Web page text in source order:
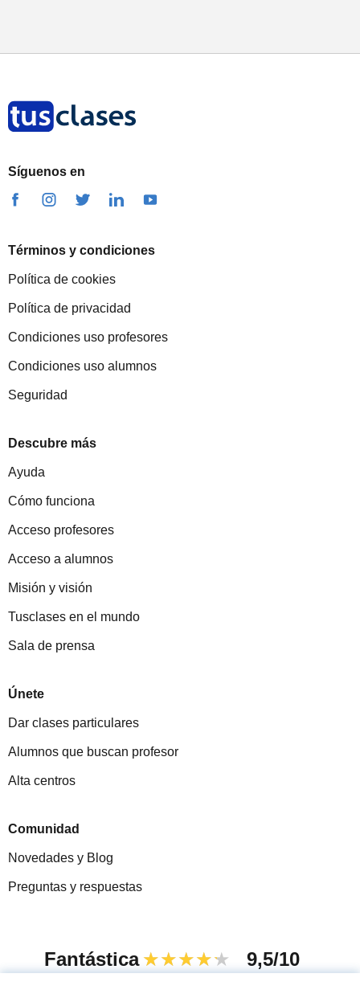
Síguenos en
Términos y condiciones
Política de cookies
Política de privacidad
Condiciones uso profesores
Condiciones uso alumnos
Seguridad
Descubre más
Ayuda
Cómo funciona
Acceso profesores
Acceso a alumnos
Misión y visión
Tusclases en el mundo
Sala de prensa
Únete
Dar clases particulares
Alumnos que buscan profesor
Alta centros
Comunidad
Novedades y Blog
Preguntas y respuestas
Fantástica ★★★★★ 9,5/10